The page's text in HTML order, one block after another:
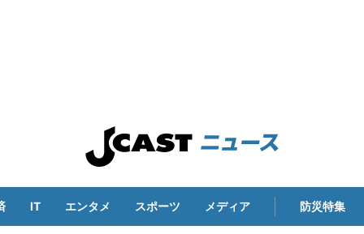
IT エンタメ スポーツ メディア 防災特集